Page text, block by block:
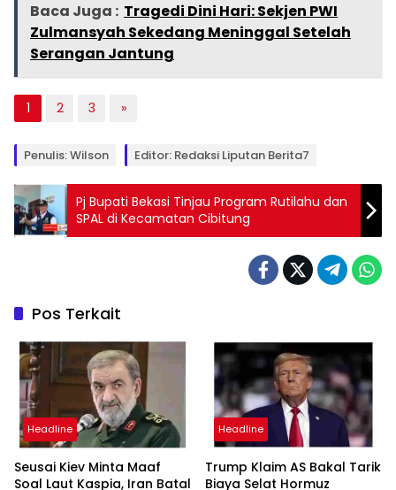
Baca Juga : Tragedi Dini Hari: Sekjen PWI
Zulmansyah Sekedang Meninggal Setelah
Serangan Jantung
1 2 3 »
Penulis: Wilson Editor: Redaksi Liputan Berita7
Pj Bupati Bekasi Tinjau Program Rutilahu dan
SPAL di Kecamatan Cibitung
Pos Terkait
Headline
Seusai Kiev Minta Maaf
Soal Laut Kaspia, Iran Batal
Headline
Trump Klaim AS Bakal Tarik
Biaya Selat Hormuz